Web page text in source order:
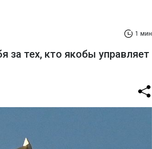
1 мин
тех, кто якобы управляет